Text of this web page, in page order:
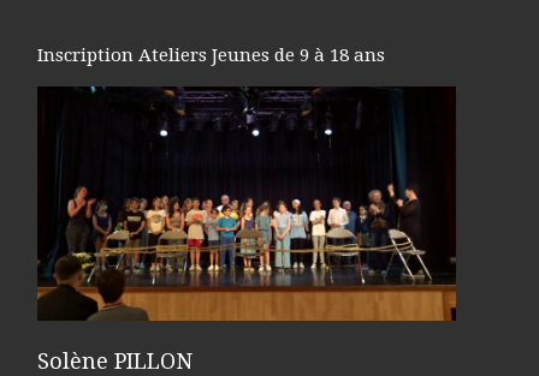
Inscription Ateliers Jeunes de 9 à 18 ans
Solène PILLON